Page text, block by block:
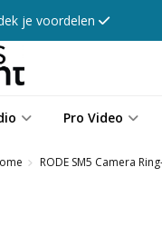
je voordelen
Pro Video
RODE SM5 Camera